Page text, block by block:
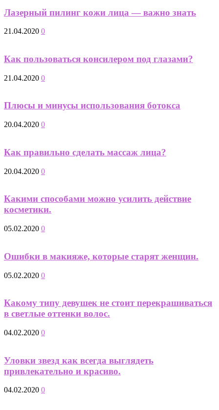
Лазерный пилинг кожи лица — важно знать
21.04.2020 0
Как пользоваться консилером под глазами?
21.04.2020 0
Плюсы и минусы использования ботокса
20.04.2020 0
Как правильно сделать массаж лица?
20.04.2020 0
Какими способами можно усилить действие
косметики.
05.02.2020 0
Ошибки в макияже, которые старят женщин.
05.02.2020 0
Какому типу девушек не стоит перекрашиваться
в светлые оттенки волос.
04.02.2020 0
Уловки звезд как всегда выглядеть
привлекательно и красиво.
04.02.2020 0